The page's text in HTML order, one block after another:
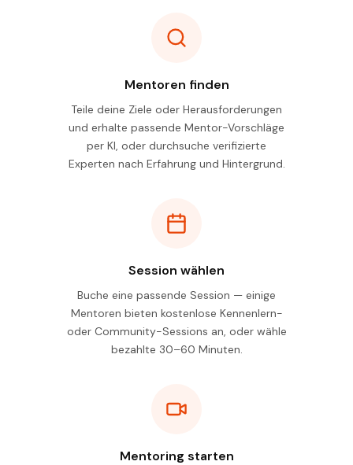
Mentoren finden
Teile deine Ziele oder Herausforderungen
und erhalte passende Mentor-Vorschläge
per KI, oder durchsuche verifizierte
Experten nach Erfahrung und Hintergrund.
Session wählen
Buche eine passende Session — einige
Mentoren bieten kostenlose Kennenlern-
oder Community-Sessions an, oder wähle
bezahlte 30–60 Minuten.
Mentoring starten